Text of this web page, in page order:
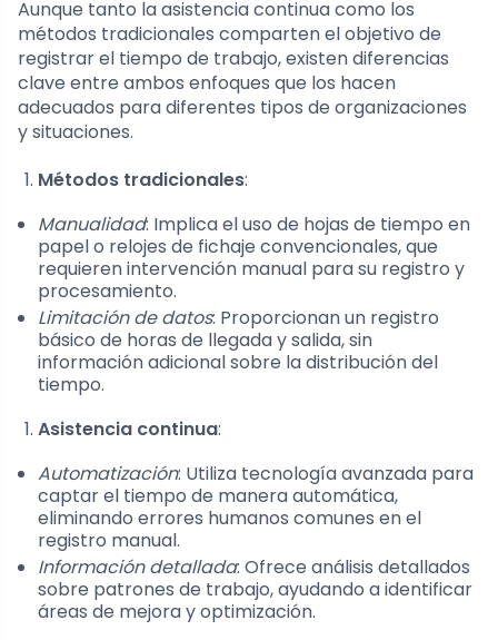
Aunque tanto la asistencia continua como los
métodos tradicionales comparten el objetivo de
registrar el tiempo de trabajo, existen diferencias
clave entre ambos enfoques que los hacen
adecuados para diferentes tipos de organizaciones
y situaciones.
Métodos tradicionales:
Manualidad: Implica el uso de hojas de tiempo en
papel o relojes de fichaje convencionales, que
requieren intervención manual para su registro y
procesamiento.
Limitación de datos: Proporcionan un registro
básico de horas de llegada y salida, sin
información adicional sobre la distribución del
tiempo.
Asistencia continua:
Automatización: Utiliza tecnología avanzada para
captar el tiempo de manera automática,
eliminando errores humanos comunes en el
registro manual.
Información detallada: Ofrece análisis detallados
sobre patrones de trabajo, ayudando a identificar
áreas de mejora y optimización.